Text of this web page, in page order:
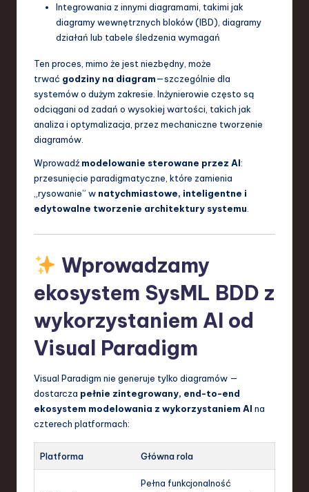
Integrowania z innymi diagramami, takimi jak
diagramy wewnętrznych bloków (IBD), diagramy
działań lub tabele śledzenia wymagań
Ten proces, mimo że jest niezbędny, może
trwać godziny na diagram—szczególnie dla
systemów o dużym zakresie. Inżynierowie często są
odciągani od zadań o wysokiej wartości, takich jak
analiza i optymalizacja, przez mechaniczne tworzenie
diagramów.
Wprowadź modelowanie sterowane przez AI:
przesunięcie paradigmatyczne, które zamienia
„rysowanie” w natychmiastowe, inteligentne i
edytowalne tworzenie architektury systemu
Wprowadzamy
ekosystem SysML BDD z
wykorzystaniem AI od
Visual Paradigm
Visual Paradigm nie generuje tylko diagramów —
dostarcza pełnie zintegrowany, end-to-end
ekosystem modelowania z wykorzystaniem AI na
czterech platformach:
Platforma Główna rola
Pełna funkcjonalność